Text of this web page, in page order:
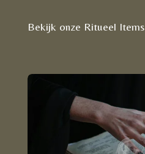
Bekijk onze Ritueel Items